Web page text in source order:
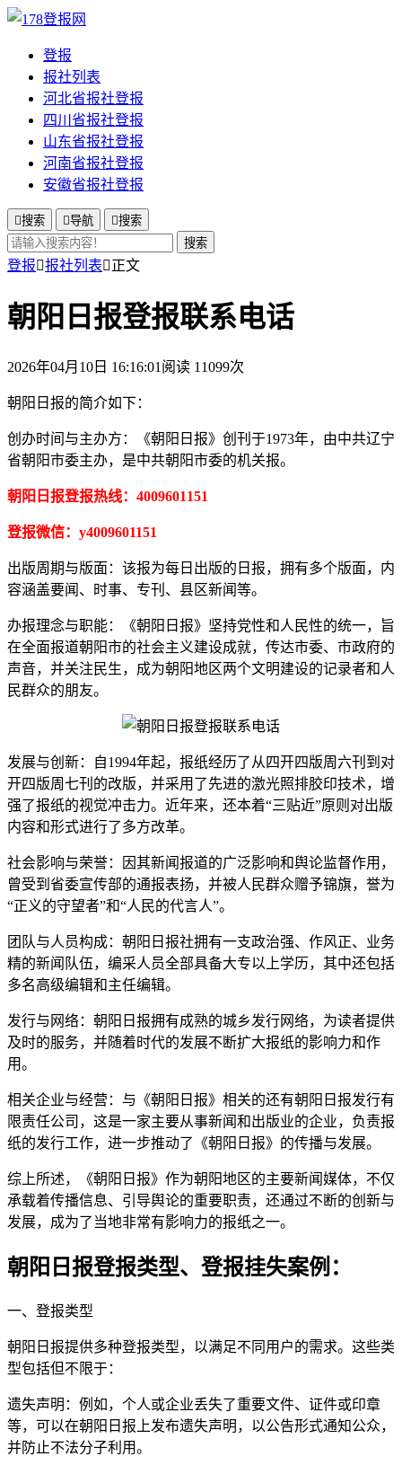
登报
报社列表
河北省报社登报
四川省报社登报
山东省报社登报
河南省报社登报
安徽省报社登报
搜索 导航 搜索
搜索
登报报社列表正文
朝阳日报登报联系电话
2026年04月10日 16:16:01 阅读 11099次
朝阳日报的简介如下：
创办时间与主办方：《朝阳日报》创刊于1973年，由中共辽宁
省朝阳市委主办，是中共朝阳市委的机关报。
朝阳日报登报热线：4009601151
登报微信：y4009601151
出版周期与版面：该报为每日出版的日报，拥有多个版面，内
容涵盖要闻、时事、专刊、县区新闻等。
办报理念与职能：《朝阳日报》坚持党性和人民性的统一，旨
在全面报道朝阳市的社会主义建设成就，传达市委、市政府的
声音，并关注民生，成为朝阳地区两个文明建设的记录者和人
民群众的朋友。
发展与创新：自1994年起，报纸经历了从四开四版周六刊到对
开四版周七刊的改版，并采用了先进的激光照排胶印技术，增
强了报纸的视觉冲击力。近年来，还本着“三贴近”原则对出版
内容和形式进行了多方改革。
社会影响与荣誉：因其新闻报道的广泛影响和舆论监督作用，
曾受到省委宣传部的通报表扬，并被人民群众赠予锦旗，誉为
“正义的守望者”和“人民的代言人”。
团队与人员构成：朝阳日报社拥有一支政治强、作风正、业务
精的新闻队伍，编采人员全部具备大专以上学历，其中还包括
多名高级编辑和主任编辑。
发行与网络：朝阳日报拥有成熟的城乡发行网络，为读者提供
及时的服务，并随着时代的发展不断扩大报纸的影响力和作
用。
相关企业与经营：与《朝阳日报》相关的还有朝阳日报发行有
限责任公司，这是一家主要从事新闻和出版业的企业，负责报
纸的发行工作，进一步推动了《朝阳日报》的传播与发展。
综上所述，《朝阳日报》作为朝阳地区的主要新闻媒体，不仅
承载着传播信息、引导舆论的重要职责，还通过不断的创新与
发展，成为了当地非常有影响力的报纸之一。
朝阳日报登报类型、登报挂失案例：
一、登报类型
朝阳日报提供多种登报类型，以满足不同用户的需求。这些类
型包括但不限于：
遗失声明：例如，个人或企业丢失了重要文件、证件或印章
等，可以在朝阳日报上发布遗失声明，以公告形式通知公众，
并防止不法分子利用。